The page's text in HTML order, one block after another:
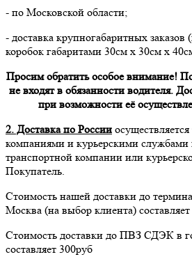
- по Московской области;
- доставка крупногабаритных заказов
коробок габаритами 30см х 30см х
Просим обратить особое внимание!
не входят в обязанности водителя.
при возможности её
2. Доставка по России
компаниями и курьерскими
транспортной компании или
Покупатель.
Стоимость нашей доставки до
Москва (на выбор клиента) составляет
Стоимость доставки до ПВЗ СДЭК в
составляет 300руб